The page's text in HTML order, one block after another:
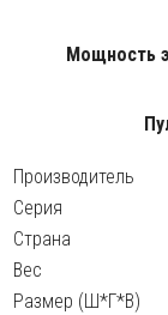
Мощность
Производитель
Серия
Страна
Вес
Размер (Ш*Г*В)